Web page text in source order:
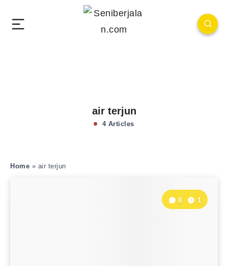
air terjun
4 Articles
Home » air terjun
0 1